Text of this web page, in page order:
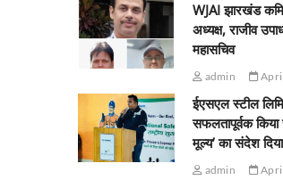
WJAI झारखंड
अध्यक्ष, राजीव
महासचिव
admin
ईएसएल स्टील
सफलतापूर्वक
मूल्य’ का संदेश दिया
admin